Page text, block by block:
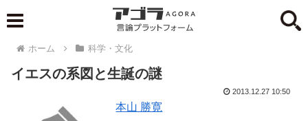
ホーム 科学・文化
イエスの系図と生誕の謎
本山 勝寛
2013.12.27 10:50